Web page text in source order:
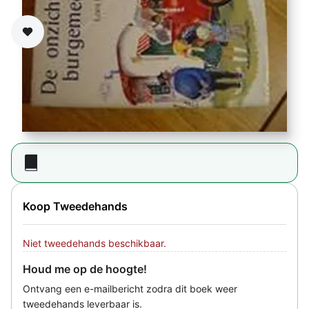
Zet op verlanglijst
Koop Tweedehands
Niet tweedehands beschikbaar.
Houd me op de hoogte!
Ontvang een e-mailbericht zodra dit boek weer
tweedehands leverbaar is.